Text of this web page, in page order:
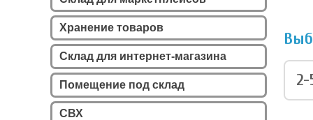
Хранение товаров
Склад для интернет-магазина
Помещение под склад
СВХ